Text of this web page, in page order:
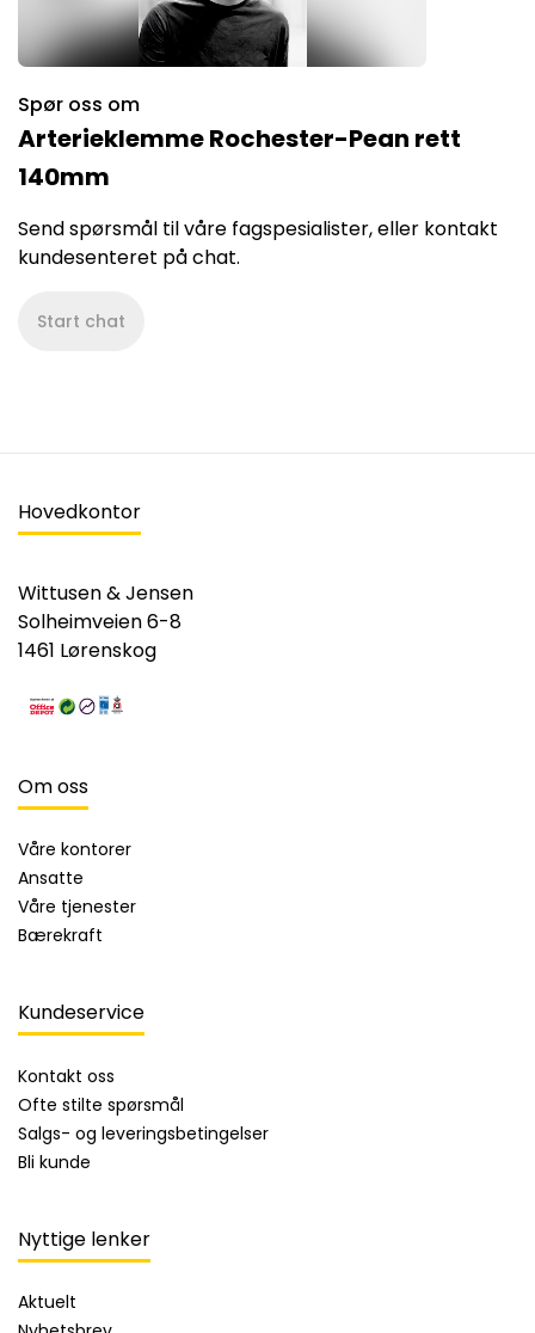
Spør oss om
Arterieklemme Rochester-Pean rett
140mm
Send spørsmål til våre fagspesialister, eller kontakt
kundesenteret på chat.
Start chat
Hovedkontor
Wittusen & Jensen
Solheimveien 6-8
1461 Lørenskog
Om oss
Våre kontorer
Ansatte
Våre tjenester
Bærekraft
Kundeservice
Kontakt oss
Ofte stilte spørsmål
Salgs- og leveringsbetingelser
Bli kunde
Nyttige lenker
Aktuelt